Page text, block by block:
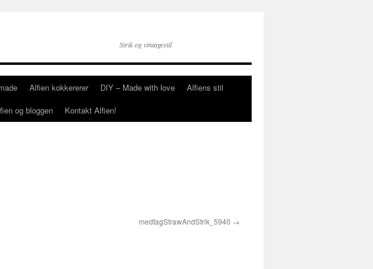
Strik og vintagestil
Alfien kokkererer DIY – Made with love
Alfiens stil
og bloggen Kontakt Alfien!
medtagStrawAndStrik_5940